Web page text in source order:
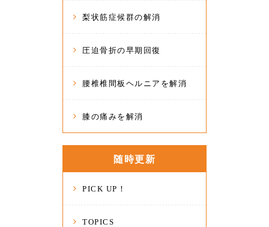
梨状筋症候群の解消
圧迫骨折の早期回復
腰椎椎間板ヘルニアを解消
膝の痛みを解消
随時更新
PICK UP！
TOPICS